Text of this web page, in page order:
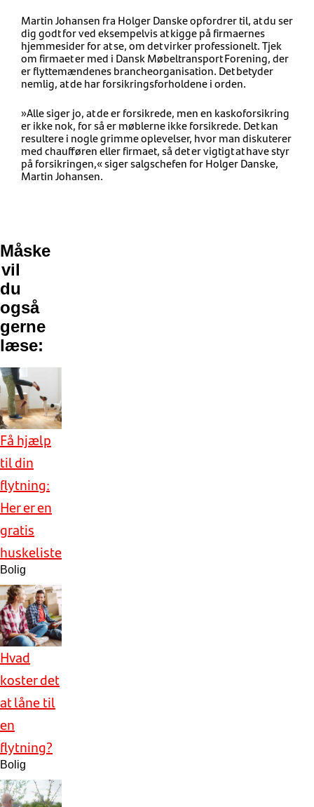
Martin Johansen fra Holger Danske opfordrer til, at du ser
dig godt for ved eksempelvis at kigge på firmaernes
hjemmesider for at se, om det virker professionelt. Tjek
om firmaet er med i Dansk Møbeltransport Forening, der
er flyttemændenes brancheorganisation. Det betyder
nemlig, at de har forsikringsforholdene i orden.
»Alle siger jo, at de er forsikrede, men en kaskoforsikring
er ikke nok, for så er møblerne ikke forsikrede. Det kan
resultere i nogle grimme oplevelser, hvor man diskuterer
med chaufføren eller firmaet, så det er vigtigt at have styr
på forsikringen,« siger salgschefen for Holger Danske,
Martin Johansen.
Måske
vil
du
også
gerne
læse:
Få hjælp
til din
flytning:
Her er en
gratis
huskeliste
Bolig
Hvad
koster det
at låne til
en
flytning?
Bolig